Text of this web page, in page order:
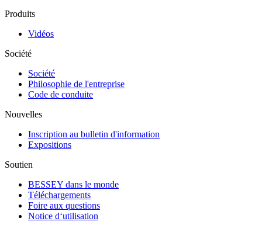
Produits
Vidéos
Société
Société
Philosophie de l'entreprise
Code de conduite
Nouvelles
Inscription au bulletin d'information
Expositions
Soutien
BESSEY dans le monde
Téléchargements
Foire aux questions
Notice d‘utilisation